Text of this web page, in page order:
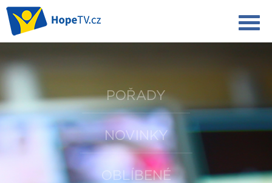
POŘADY
NOVINKY
OBLÍBENÉ